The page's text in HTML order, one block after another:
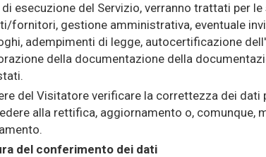
esecuzione del Servizio, verranno trattati per
fornitori, gestione amministrativa, eventuale
adempimenti di legge, autocertificazione
della documentazione della
del Visitatore verificare la correttezza dei
alla rettifica, aggiornamento o, comunque,
del conferimento dei dati